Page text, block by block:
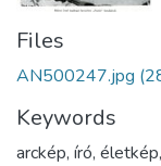
Files
AN500247.jpg
Keywords
arckép, író, életkép,